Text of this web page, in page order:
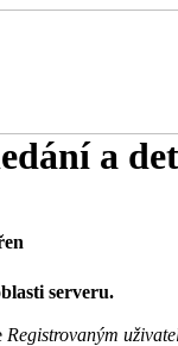
a
serveru.
Registrovaným